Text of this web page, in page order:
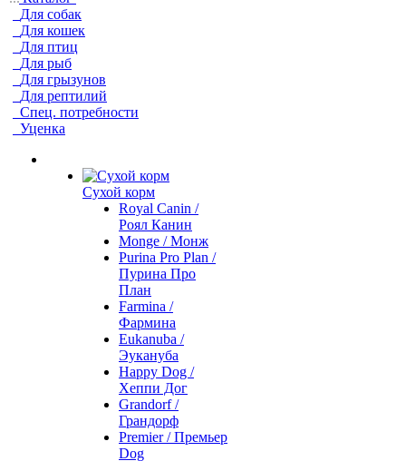
Для собак
Для кошек
Для птиц
Для рыб
Для грызунов
Для рептилий
Спец. потребности
Уценка
Сухой корм
Royal Canin /
Роял Канин
Monge / Монж
Purina Pro Plan /
Пурина Про
План
Farmina /
Фармина
Eukanuba /
Эукануба
Happy Dog /
Хеппи Дог
Grandorf /
Грандорф
Premier / Премьер
Dog